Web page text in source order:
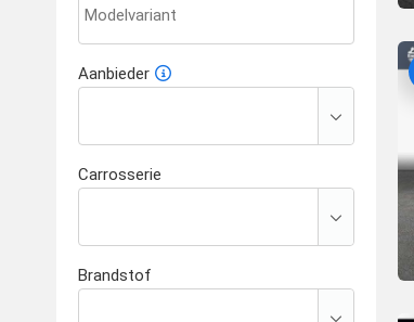
Aanbieder
Carrosserie
Brandstof